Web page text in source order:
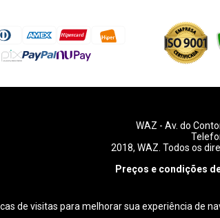
WAZ - Av. do
2018, WAZ. Todos os
Preços e condições
de visitas para melhorar sua experiência de